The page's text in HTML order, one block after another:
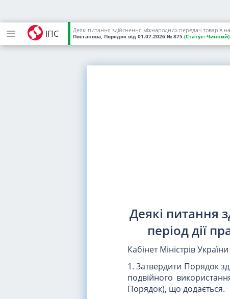
ІПС Деякі питання здійснення міжнародних передач товарів
Постанова, Порядок від 01.07.2026 № 875 (Статус: Чинний)
Деякі питання
період дії
Кабінет Міністрів України
1. Затвердити Порядок
подвійного
Порядок), що додається.